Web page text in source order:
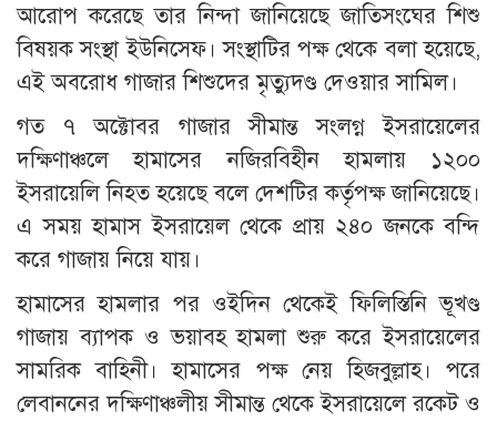
আরোপ করেছে তার নিন্দা জানিয়েছে জাতিসংঘের শিশু
বিষয়ক সংস্থা ইউনিসেফ। সংস্থাটির পক্ষ থেকে বলা হয়েছে,
এই অবরোধ গাজার শিশুদের মৃত্যুদণ্ড দেওয়ার সামিল।
গত ৭ অক্টোবর গাজার সীমান্ত সংলগ্ন ইসরায়েলের
দক্ষিণাঞ্চলে হামাসের নজিরবিহীন হামলায় ১২০০
ইসরায়েলি নিহত হয়েছে বলে দেশটির কর্তৃপক্ষ জানিয়েছে।
এ সময় হামাস ইসরায়েল থেকে প্রায় ২৪০ জনকে বন্দি
করে গাজায় নিয়ে যায়।
হামাসের হামলার পর ওইদিন থেকেই ফিলিস্তিনি ভূখণ্ড
গাজায় ব্যাপক ও ভয়াবহ হামলা শুরু করে ইসরায়েলের
সামরিক বাহিনী। হামাসের পক্ষ নেয় হিজবুল্লাহ। পরে
লেবাননের দক্ষিণাঞ্চলীয় সীমান্ত থেকে ইসরায়েলে রকেট ও